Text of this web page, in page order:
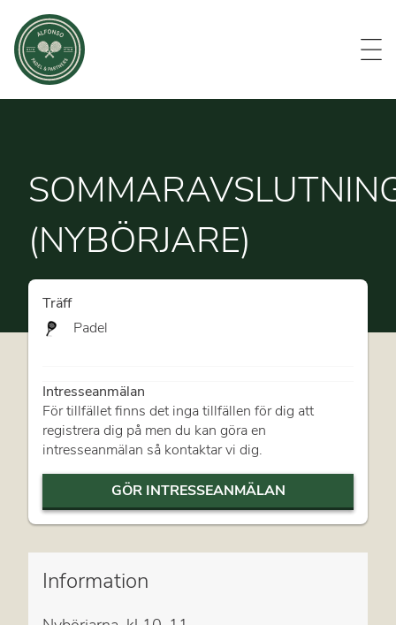
Evenemang
(NYBÖRJARE)
Information
Träff
Padel
Intresseanmälan
För tillfället finns det inga tillfällen för dig att
registrera dig på men du kan göra en
intresseanmälan så kontaktar vi dig.
GÖR INTRESSEANMÄLAN